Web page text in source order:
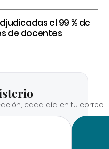
el 99 % de
de docentes
cada día en tu correo.